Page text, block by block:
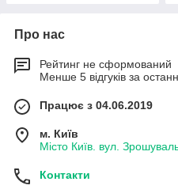
Про нас
Рейтинг не сформований
Менше 5 відгуків за
Працює з 04.06.2019
м. Київ
Місто Київ. вул.
Контакти